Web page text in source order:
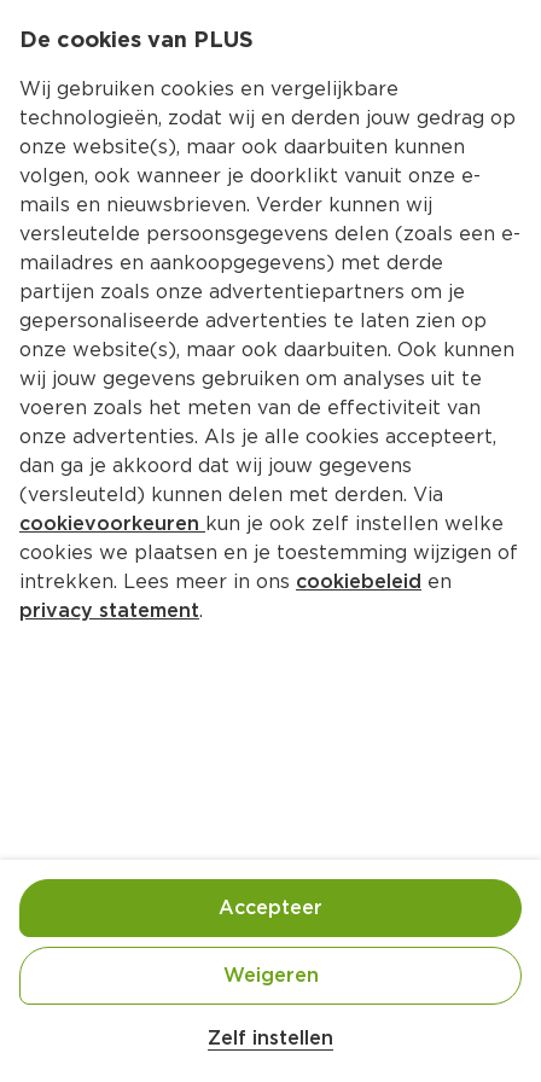
Kies jouw
Ingrediënten Bereiding
De cookies van PLUS
Wij gebruiken cookies en vergelijkbare
technologieën, zodat wij en derden jouw gedrag op
onze website(s), maar ook daarbuiten kunnen
volgen, ook wanneer je doorklikt vanuit onze e-
mails en nieuwsbrieven. Verder kunnen wij
versleutelde persoonsgegevens delen (zoals een e-
mailadres en aankoopgegevens) met derde
partijen zoals onze advertentiepartners om je
gepersonaliseerde advertenties te laten zien op
onze website(s), maar ook daarbuiten. Ook kunnen
wij jouw gegevens gebruiken om analyses uit te
voeren zoals het meten van de effectiviteit van
onze advertenties. Als je alle cookies accepteert,
dan ga je akkoord dat wij jouw gegevens
(versleuteld) kunnen delen met derden. Via
cookievoorkeuren kun je ook zelf instellen welke
cookies we plaatsen en je toestemming wijzigen of
intrekken. Lees meer in ons cookiebeleid en
privacy statement.
Zelf instellen
Weigeren
Accepteer